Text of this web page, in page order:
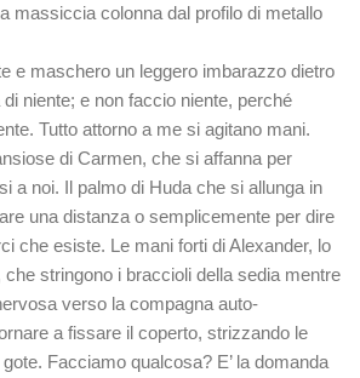
massiccia colonna dal profilo di metallo
e maschero un leggero imbarazzo dietro
niente; e non faccio niente, perché
Tutto attorno a me si agitano mani.
di Carmen, che si affanna per
a noi. Il palmo di Huda che si allunga in
una distanza o semplicemente per dire
che esiste. Le mani forti di Alexander, lo
stringono i braccioli della sedia mentre
verso la compagna auto-
a fissare il coperto, strizzando le
Facciamo qualcosa? E’ la domanda